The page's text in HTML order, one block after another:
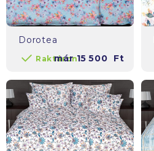
Dorotea
Raktáron
már15 500 Ft